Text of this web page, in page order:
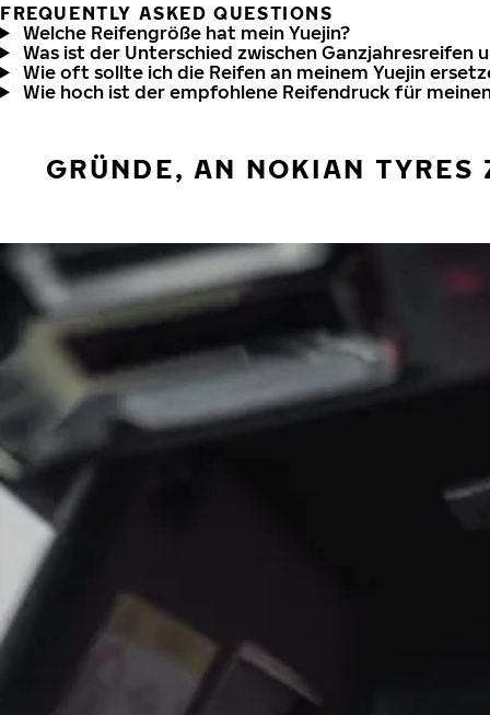
FREQUENTLY ASKED QUESTIONS
Welche Reifengröße hat mein Yuejin?
Was ist der Unterschied zwischen Ganzjahresreifen
Wie oft sollte ich die Reifen an meinem Yuejin
Wie hoch ist der empfohlene Reifendruck für
GRÜNDE, AN NOKIAN TYRES